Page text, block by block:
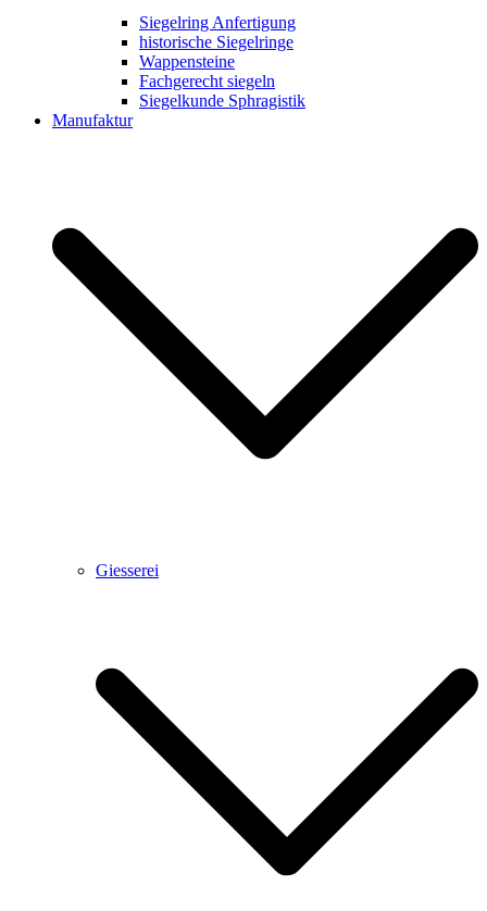
Siegelring Anfertigung
historische Siegelringe
Wappensteine
Fachgerecht siegeln
Siegelkunde Sphragistik
Manufaktur
Giesserei